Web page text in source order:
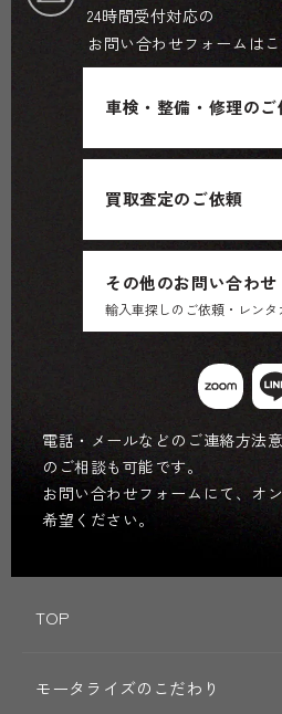
24時間受付対応の
お問い合わせフォームはこ
車検・整備・修理のご
買取査定のご依頼
その他のお問い合わせ
輸入車探しのご依頼・レン
電話・メールなどのご連絡方法
のご相談も可能です。
お問い合わせフォームにて、オ
希望ください。
TOP
モータライズのこだわり